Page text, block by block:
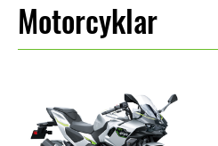
Motorcyklar